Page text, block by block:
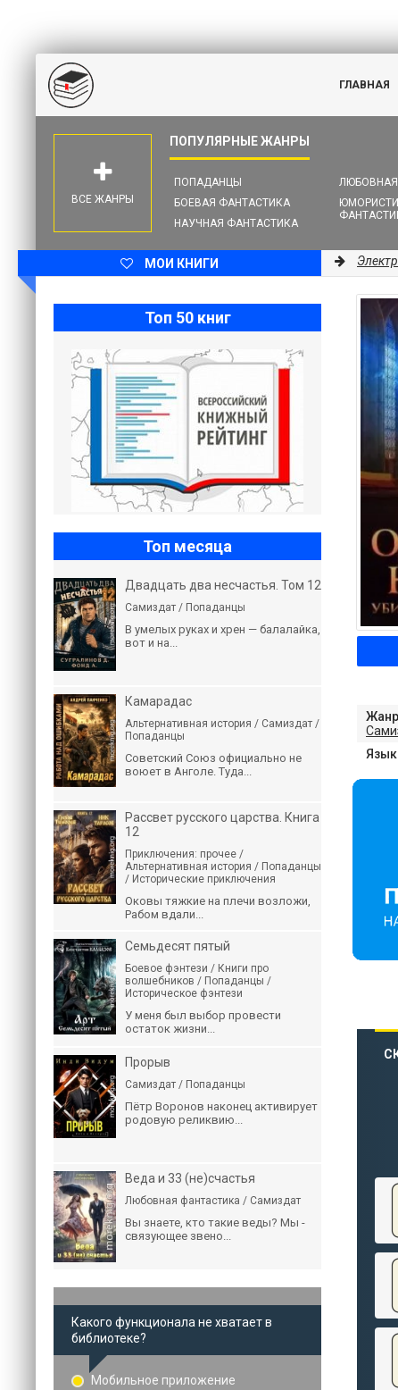
ГЛАВНАЯ
ПОПАДАНЦЫ
БОЕВАЯ ФАНТАСТИКА
НАУЧНАЯ ФАНТАСТИКА
ВСЕ ЖАНРЫ
МОИ КНИГИ
Топ 50 книг
Топ месяца
Двадцать два несчастья. Том 12
Самиздат / Попаданцы
В умелых руках и хрен — балалайка,
вот и на...
Камарадас
Альтернативная история / Самиздат /
Попаданцы
Советский Союз официально не
воюет в Анголе. Туда...
Рассвет русского царства. Книга
12
Приключения: прочее /
Альтернативная история / Попаданцы
/ Исторические приключения
Оковы тяжкие на плечи возложи,
Рабом вдали...
Семьдесят пятый
Боевое фэнтези / Книги про
волшебников / Попаданцы /
Историческое фэнтези
У меня был выбор провести
остаток жизни...
Прорыв
Самиздат / Попаданцы
Пётр Воронов наконец активирует
родовую реликвию...
Веда и 33 (не)счастья
Любовная фантастика / Самиздат
Вы знаете, кто такие веды? Мы -
связующее звено...
Какого функционала не хватает в
библиотеке?
Мобильное приложение